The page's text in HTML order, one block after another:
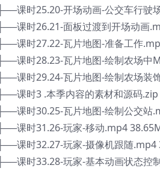
├──课时25.20-开场动画-公交车行驶
├──课时26.21-面板过渡到开场动画
├──课时27.22-瓦片地图-准备工作
├──课时28.23-瓦片地图-绘制农场
├──课时29.24-瓦片地图-绘制农场装
├──课时3 .本季内容的素材和源码
├──课时30.25-瓦片地图-绘制公交站
├──课时31.26-玩家-移动.mp4
├──课时32.27-玩家-摄像机跟随.mp4
├──课时33.28-玩家-基本动画状态控